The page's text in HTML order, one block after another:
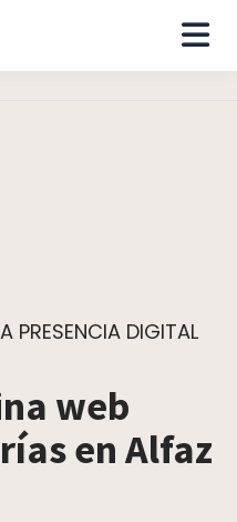
PRESENCIA DIGITAL
web
en Alfaz